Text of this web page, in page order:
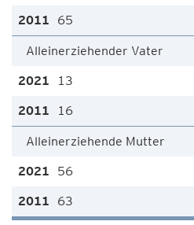
65
Alleinerziehender Vater
13
16
Alleinerziehende Mutter
56
63